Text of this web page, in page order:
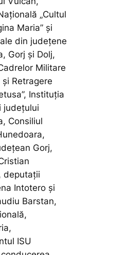
„Cultul
Maria” și
din județene
Gorj și Dolj,
Militare
și Retragere
Instituția
județului
Consiliul
Gorj,
deputații
Intotero și
Barstan,
ISU